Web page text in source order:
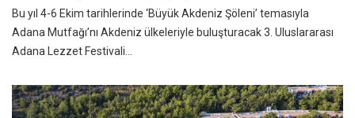
Bu yıl 4-6 Ekim tarihlerinde ‘Büyük Akdeniz Şöleni’ temasıyla
Adana Mutfağı’nı Akdeniz ülkeleriyle buluşturacak 3. Uluslararası
Adana Lezzet Festivali...